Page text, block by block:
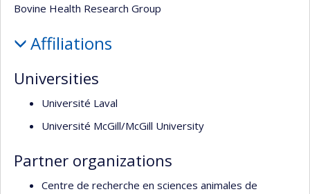
Bovine Health Research Group
Affiliations
Universities
Université Laval
Université McGill/McGill University
Partner organizations
Centre de recherche en sciences animales de